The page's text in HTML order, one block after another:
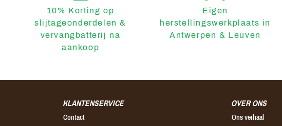
10% Korting op
slijtageonderdelen &
vervangbatterij na
aankoop
Eigen
herstellingswerkplaats in
Antwerpen & Leuven
KLANTENSERVICE
Contact
OVER ONS
Ons verhaal